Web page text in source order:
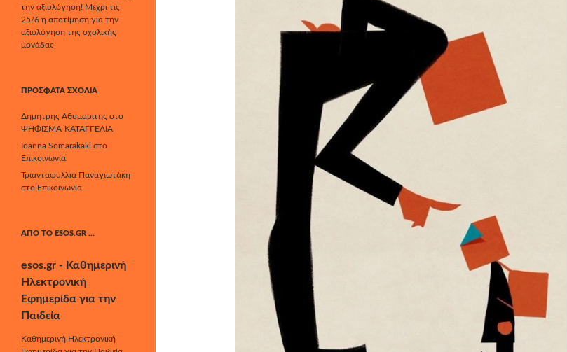
την αξιολόγηση! Μέχρι τις
25/6 η αποτίμηση για την
αξιολόγηση της σχολικής
μονάδας
ΠΡΌΣΦΑΤΑ ΣΧΌΛΙΑ
Δημητρης Αθυμαριτης στο
ΨΗΦΙΣΜΑ-ΚΑΤΑΓΓΕΛΙΑ
Ioanna Somarakaki στο
Επικοινωνία
Τριανταφυλλιά Παναγιωτάκη
στο Επικοινωνία
ΑΠΌ ΤΟ ESOS.GR …
esos.gr - Καθημερινή
Ηλεκτρονική
Εφημερίδα για την
Παιδεία
Καθημερινή Ηλεκτρονική